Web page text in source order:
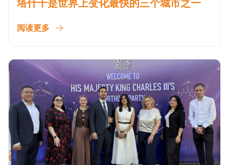
塔什干是世界上变化最快的三个城市之一
阅读更多